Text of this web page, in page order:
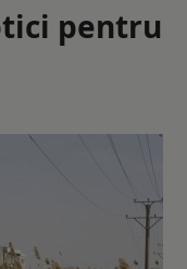
pentru